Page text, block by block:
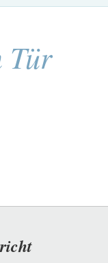
Tür